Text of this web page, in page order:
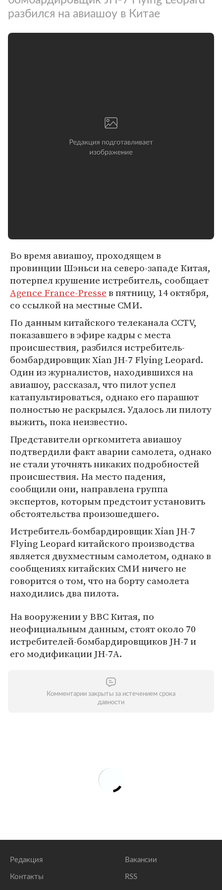
разбился на авиашоу в Китае
Во время авиашоу, проходящем в
провинции Шэньси на северо-западе Китая,
потерпел крушение истребитель, сообщает
Agence France-Presseв пятницу, 14 октября,
со ссылкой на местные СМИ.
По данным китайского телеканала CCTV,
показавшего в эфире кадры с места
происшествия, разбился истребитель-
бомбардировщик Xian JH-7 Flying Leopard.
Один из журналистов, находившихся на
авиашоу, рассказал, что пилот успел
катапультироваться, однако его парашют
полностью не раскрылся. Удалось ли пилоту
выжить, пока неизвестно.
Представители оргкомитета авиашоу
подтвердили факт аварии самолета, однако
не стали уточнять никаких подробностей
происшествия. На место падения,
сообщили они, направлена группа
экспертов, которым предстоит установить
обстоятельства произошедшего.
Истребитель-бомбардировщик Xian JH-7
Flying Leopard китайского производства
является двухместным самолетом, однако в
сообщениях китайских СМИ ничего не
говорится о том, что на борту самолета
находились два пилота.
На вооружении у ВВС Китая, по
неофициальным данным, стоят около 70
истребителей-бомбардировщиков JH-7 и
его модификации JH-7A.
Комментарии закрыты за истечением срока
давности
Редакция
Контакты
Вакансии
RSS